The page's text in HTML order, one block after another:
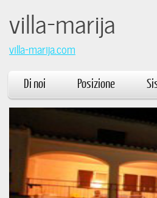
villa-
villa-marija.com
Di noi Posizione